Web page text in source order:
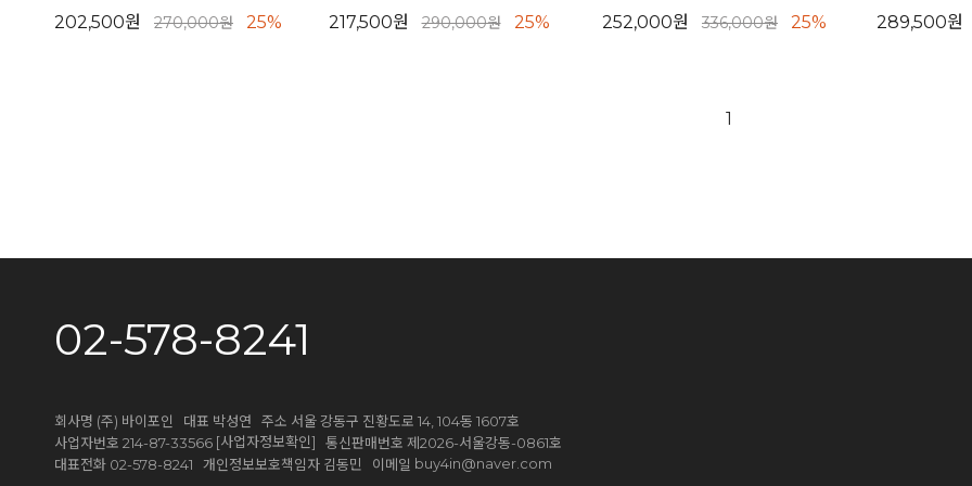
202,500원 270,000원 25% 217,500원 290,000원 25% 252,000원 336,000원 25% 289,500원
1
02-578-8241
회사명 (주) 바이포인 대표 박성연 주소 서울 강동구 진황도로 14, 104동 1607호
사업자번호 214-87-33566 [사업자정보확인] 통신판매번호 제2026-서울강동-0861호
대표전화 02-578-8241 개인정보보호책임자 김동민 이메일 buy4in@naver.com